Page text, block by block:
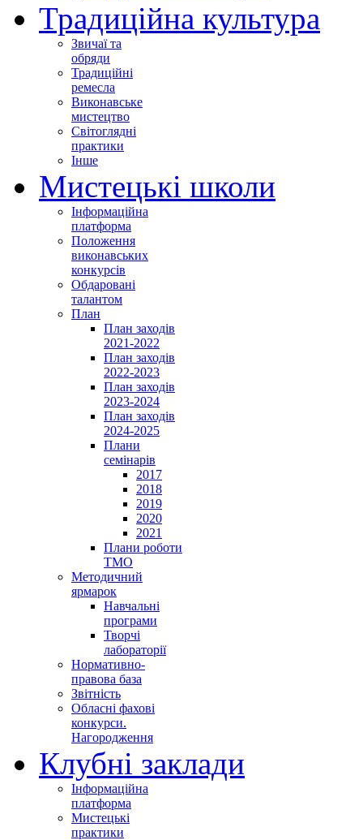
Традиційна культура
Звичаї та
обряди
Традиційні
ремесла
Виконавське
мистецтво
Світоглядні
практики
Інше
Мистецькі школи
Інформаційна
платформа
Положення
виконавських
конкурсів
Обдаровані
талантом
План
План заходів
2021-2022
План заходів
2022-2023
План заходів
2023-2024
План заходів
2024-2025
Плани
семінарів
2017
2018
2019
2020
2021
Плани роботи
ТМО
Методичний
ярмарок
Навчальні
програми
Творчі
лабораторії
Нормативно-
правова база
Звітність
Обласні фахові
конкурси.
Нагородження
Клубні заклади
Інформаційна
платформа
Мистецькі
практики